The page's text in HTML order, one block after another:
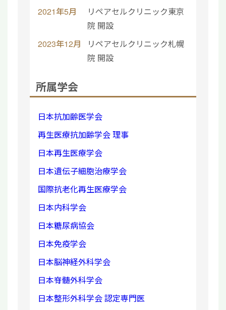
2021年5月
リペアセルクリニック東京
院 開設
2023年12月
リペアセルクリニック札幌
院 開設
所属学会
日本抗加齢医学会
再生医療抗加齢学会 理事
日本再生医療学会
日本遺伝子細胞治療学会
国際抗老化再生医療学会
日本内科学会
日本糖尿病協会
日本免疫学会
日本脳神経外科学会
日本脊髄外科学会
日本整形外科学会 認定専門医